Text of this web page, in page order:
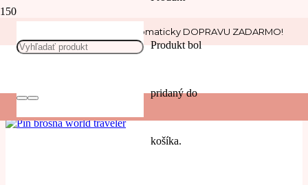
Nakúp nad 30 € a získaj automaticky DOPRAVU ZADARMO!
Produktbol
pridaný do
košíka.
let